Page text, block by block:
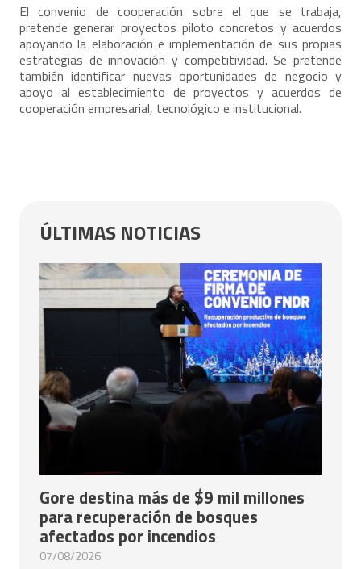
El convenio de cooperación sobre el que se trabaja,
pretende generar proyectos piloto concretos y acuerdos
apoyando la elaboración e implementación de sus propias
estrategias de innovación y competitividad. Se pretende
también identificar nuevas oportunidades de negocio y
apoyo al establecimiento de proyectos y acuerdos de
cooperación empresarial, tecnológico e institucional.
ÚLTIMAS NOTICIAS
Gore destina más de $9 mil millones
para recuperación de bosques
afectados por incendios
07/08/2026